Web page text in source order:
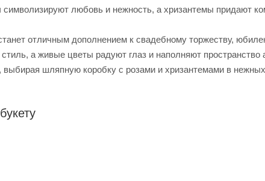
любовь и нежность, а хризантемы придают
отличным дополнением к свадебному торжеству,
стиль, а живые цветы радуют глаз и наполняют
выбирая шляпную коробку с розами и хризантемами в